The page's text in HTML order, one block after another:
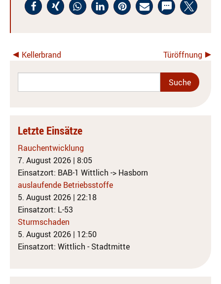
Kellerbrand Türöffnung
Letzte Einsätze
Rauchentwicklung
7. August 2026 | 8:05
Einsatzort: BAB-1 Wittlich -> Hasborn
auslaufende Betriebsstoffe
5. August 2026 | 22:18
Einsatzort: L-53
Sturmschaden
5. August 2026 | 12:50
Einsatzort: Wittlich - Stadtmitte